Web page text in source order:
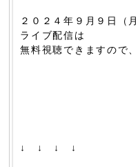
２０２４年９月９日（
ライブ配信は
無料視聴できますので
↓ ↓ ↓ ↓